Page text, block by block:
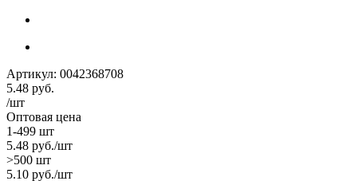
Артикул: 0042368708
5.48 руб.
/шт
Оптовая цена
1-499 шт
5.48 руб./шт
>500 шт
5.10 руб./шт